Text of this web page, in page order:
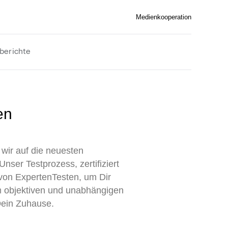
Medienkooperation
auf die neuesten
Testprozess, zertifiziert
ExpertenTesten, um Dir
und unabhängigen
Zuhause.